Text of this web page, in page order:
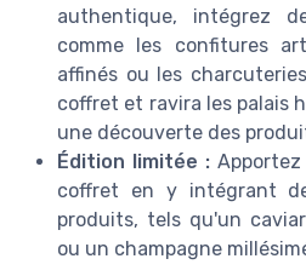
authentique, intégrez
comme les confitures
affinés ou les
coffret et ravira les palais
une découverte des
Édition limitée :
coffret en y intégrant
produits, tels qu'un
ou un champagne